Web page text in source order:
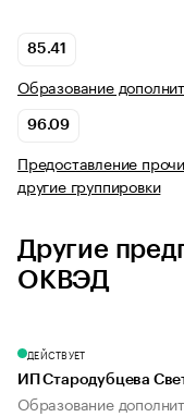
85.41
Образование
96.09
Предоставление
другие группировки
Другие
ОКВЭД
ДЕЙСТВУЕТ
ИП Стародубцева
Образование